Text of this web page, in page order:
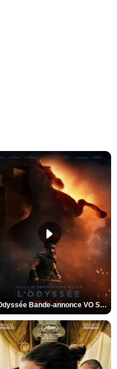
L'Odyssée Bande-annonce VO STFR